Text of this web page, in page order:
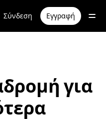
Σύνδεση Εγγραφή
για